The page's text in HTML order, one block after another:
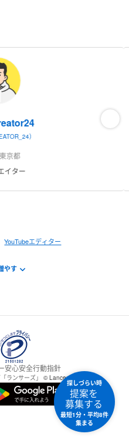
）
東京都
イター
YouTubeエディター
探しづらい時
提案を
募集する
最短1分・平均8件
集まる
安心安全行動指針
ランサーズ」 © Lancers,Inc.